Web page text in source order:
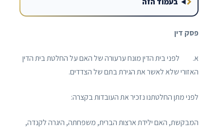
פסק דין
א. לפני בית הדין מונח ערעורה של האם על החלטת בית הדין
האזורי שלא לאשר את הגירת בתם של הצדדים.
לפני מתן החלטתנו נזכיר את העובדות בקצרה:
המבקשת, האם ילידת ארצות הברית, משפחתה, היגרה לקנדה,